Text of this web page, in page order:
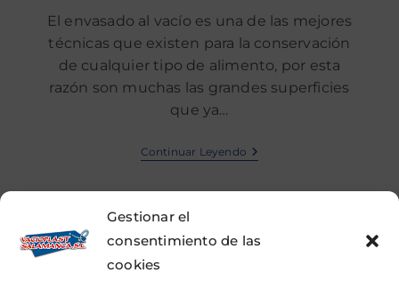
Gestionar el
consentimiento de las
cookies
El envasado al vacío es una de las mejores
técnicas que existen para la conservación
de cualquier tipo de alimento, por esta
razón son muchas las grandes superficies
que ya…
Continuar Leyendo